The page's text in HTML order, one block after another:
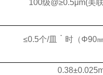
100级@≥0.5μm(美
≤0.5个/皿
．
时（Φ90